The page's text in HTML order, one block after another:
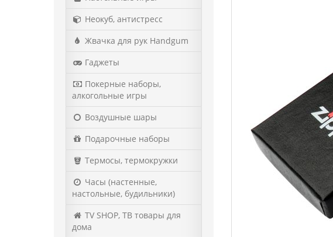
Неокуб, антистресс
Жвачка для рук Handgum
Гаджеты
Покерные наборы,
алкогольные игры
Воздушные шары
Подарочные наборы
Термосы, термокружки
Часы (настенные,
настольные, будильники)
TV SHOP, ТВ товары для
дома